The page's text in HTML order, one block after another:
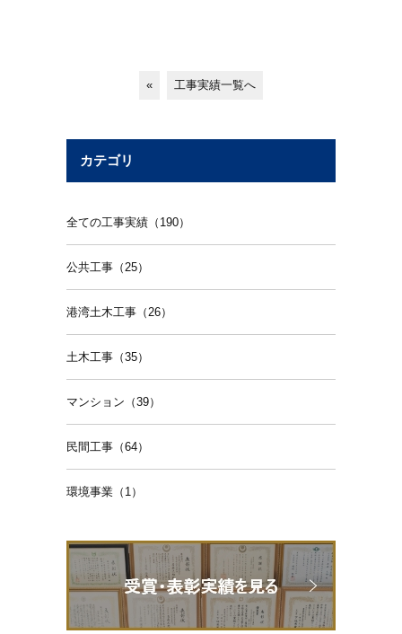
« 工事実績一覧へ
カテゴリ
全ての工事実績（190）
公共工事（25）
港湾土木工事（26）
土木工事（35）
マンション（39）
民間工事（64）
環境事業（1）